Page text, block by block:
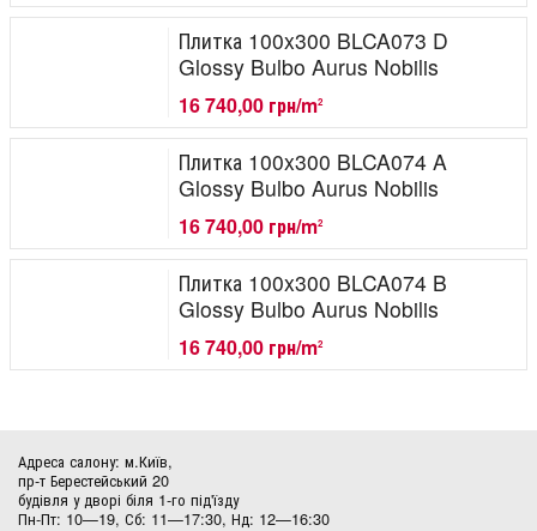
Плитка 100x300 BLCA073 D
Glossy Bulbo Aurus Nobilis
16 740,00 грн/m2
Плитка 100x300 BLCA074 A
Glossy Bulbo Aurus Nobilis
16 740,00 грн/m2
Плитка 100x300 BLCA074 B
Glossy Bulbo Aurus Nobilis
16 740,00 грн/m2
Адреса салону: м.Київ,
пр-т Берестейський 20
будівля у дворі біля 1-го під'їзду
Пн-Пт: 10—19, Сб: 11—17:30, Нд: 12—16:30